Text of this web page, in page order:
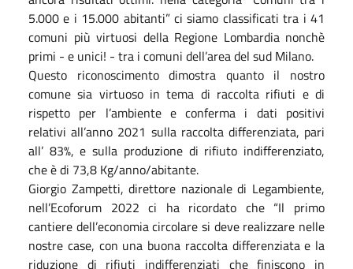
5.000 e i 15.000 abitanti” ci siamo classificati tra i 41
comuni più virtuosi della Regione Lombardia nonchè
primi - e unici! - tra i comuni dell’area del sud Milano.
Questo riconoscimento dimostra quanto il nostro
comune sia virtuoso in tema di raccolta rifiuti e di
rispetto per l’ambiente e conferma i dati positivi
relativi all’anno 2021 sulla raccolta differenziata, pari
all’ 83%, e sulla produzione di rifiuto indifferenziato,
che è di 73,8 Kg/anno/abitante.
Giorgio Zampetti, direttore nazionale di Legambiente,
nell’Ecoforum 2022 ci ha ricordato che “Il primo
cantiere dell’economia circolare si deve realizzare nelle
nostre case, con una buona raccolta differenziata e la
riduzione di rifiuti indifferenziati che finiscono in